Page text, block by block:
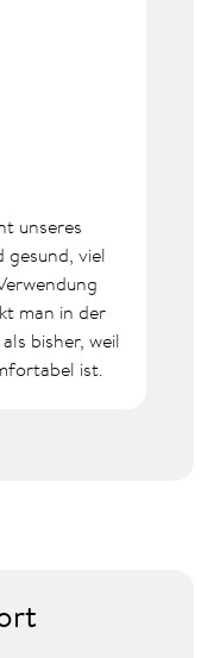
unseres
gesund, viel
man in der
bisher, weil
ist.